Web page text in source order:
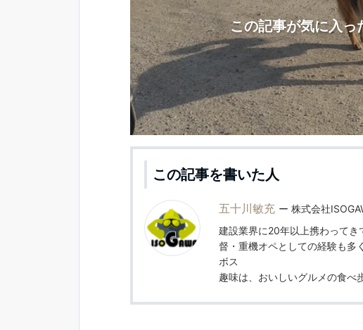
この記事が気に入っ
この記事を書いた人
五十川敏充
株式会社
建設業界に20年以上携わって
督・重機オペとしての経験も多
ボス
趣味は、おいしいグルメの食べ